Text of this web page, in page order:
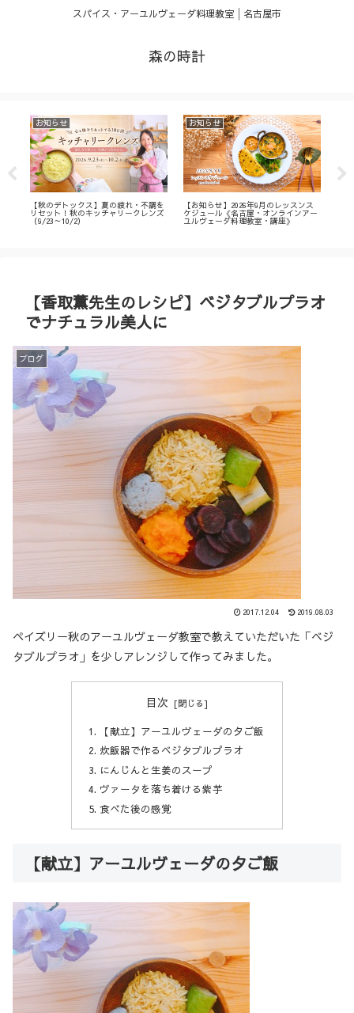
スパイス・アーユルヴェーダ料理教室│名古屋市
森の時計
お知らせ
【秋のデトックス】夏の疲れ・不調を
リセット！秋のキッチャリークレンズ
（9/23～10/2）
お知らせ
【お知らせ】2026年9月のレッスンス
ケジュール《名古屋・オンラインアー
ユルヴェーダ料理教室・講座》
【香取薫先生のレシピ】ベジタブルプラオ
でナチュラル美人に
ブログ
2017.12.04 2019.08.03
ペイズリー秋のアーユルヴェーダ教室で教えていただいた「ベジ
タブルプラオ」を少しアレンジして作ってみました。
目次
【献立】アーユルヴェーダの夕ご飯
炊飯器で作るベジタブルプラオ
にんじんと生姜のスープ
ヴァータを落ち着ける紫芋
食べた後の感覚
【献立】アーユルヴェーダの夕ご飯